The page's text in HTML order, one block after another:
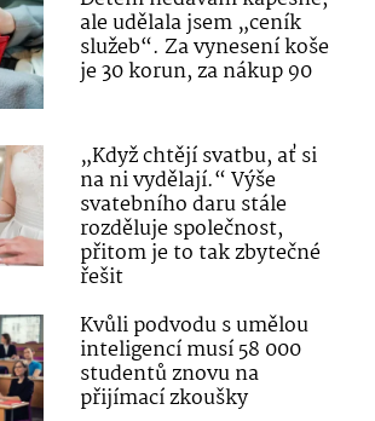
ale udělala jsem „ceník
služeb“. Za vynesení koše
je 30 korun, za nákup 90
„Když chtějí svatbu, ať si
na ni vydělají.“ Výše
svatebního daru stále
rozděluje společnost,
přitom je to tak zbytečné
řešit
Kvůli podvodu s umělou
inteligencí musí 58 000
studentů znovu na
přijímací zkoušky